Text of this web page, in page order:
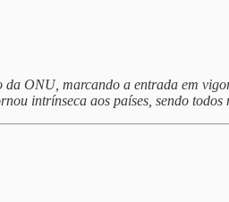
ONU, marcando a entrada em
intrínseca aos países, sendo todos